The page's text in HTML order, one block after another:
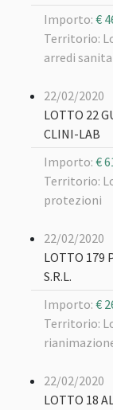
Importo: €
Territorio:
arredi
22/02/2020
LOTTO 22
CLINI-LAB
Importo: €
Territorio:
protezioni
22/02/2020
LOTTO 179
S.R.L.
Importo: €
Territorio:
22/02/2020
LOTTO 18